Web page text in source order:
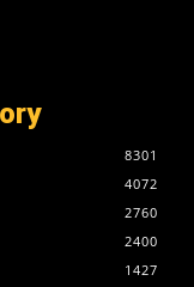
8301
4072
2760
2400
1427